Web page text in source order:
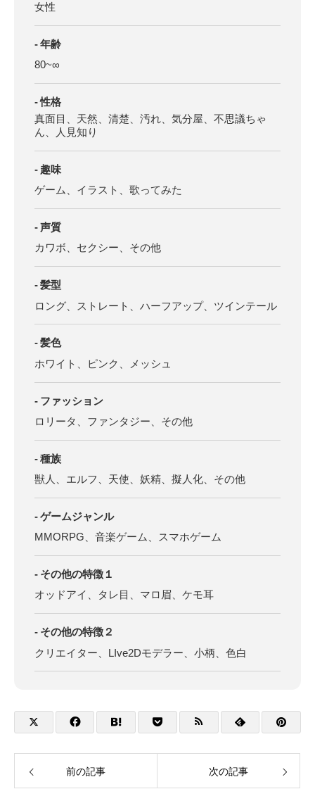
女性
年齢
80~∞
性格
真面目、天然、清楚、汚れ、気分屋、不思議ちゃ
ん、人見知り
趣味
ゲーム、イラスト、歌ってみた
声質
カワボ、セクシー、その他
髪型
ロング、ストレート、ハーフアップ、ツインテール
髪色
ホワイト、ピンク、メッシュ
ファッション
ロリータ、ファンタジー、その他
種族
獣人、エルフ、天使、妖精、擬人化、その他
ゲームジャンル
MMORPG、音楽ゲーム、スマホゲーム
その他の特徴１
オッドアイ、タレ目、マロ眉、ケモ耳
その他の特徴２
クリエイター、LIve2Dモデラー、小柄、色白
前の記事 次の記事